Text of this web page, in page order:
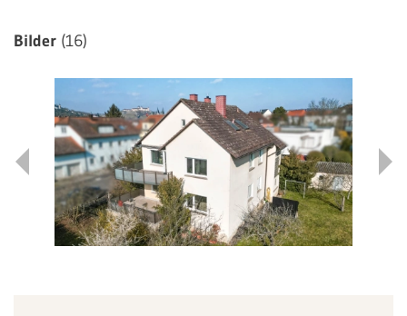
Bilder (16)